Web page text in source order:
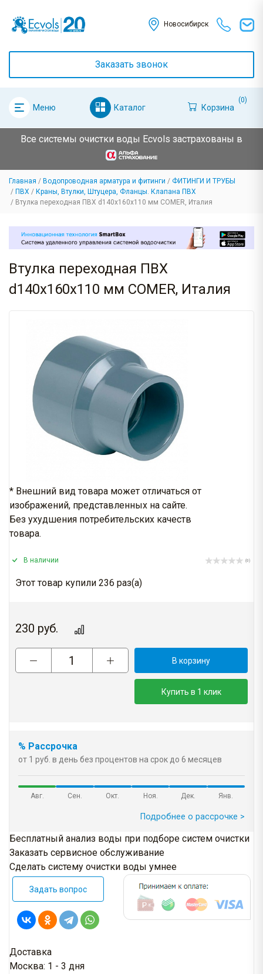
Новосибирск
Заказать звонок
Меню Каталог Корзина
(0)
Все системы очистки воды Ecvols застрахованы в
Главная Водопроводная арматура и фитинги
ФИТИНГИ И ТРУБЫ
ПВХ
Краны, Втулки, Штуцера, Фланцы. Клапана ПВХ
Втулка переходная ПВХ d140x160x110 мм COMER, Италия
Втулка переходная ПВХ
d140x160x110 мм COMER, Италия
* Внешний вид товара может отличаться от
изображений, представленных на сайте.
Без ухудшения потребительских качеств
товара.
В наличии (0)
Этот товар купили 236 раз(a)
230 руб.
В корзину
Купить в 1 клик
% Рассрочка
от 1 руб. в день без процентов на срок до 6 месяцев
Авг. Сен. Окт. Ноя. Дек. Янв.
Подробнее о рассрочке >
Бесплатный анализ воды при подборе систем очистки
Заказать сервисное обслуживание
Сделать систему очистки воды умнее
Задать вопрос
Доставка
Москва: 1 - 3 дня